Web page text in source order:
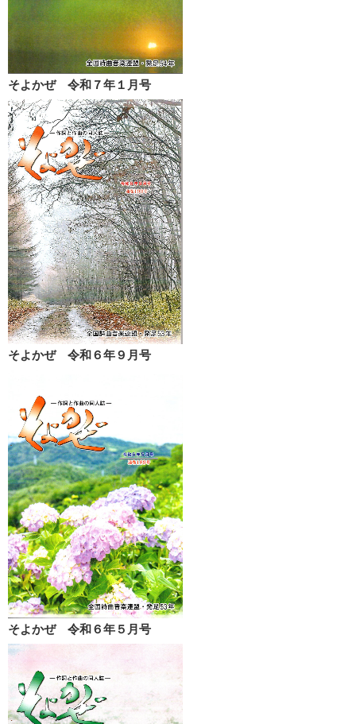
そよかぜ 令和７年１月号
そよかぜ 令和６年９月号
そよかぜ 令和６年５月号